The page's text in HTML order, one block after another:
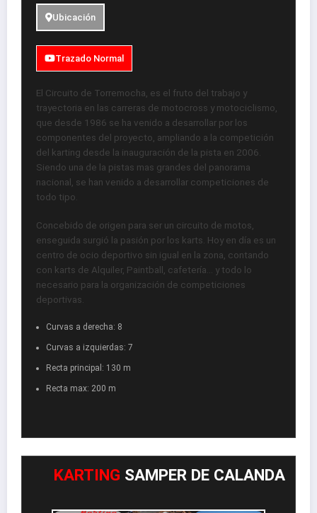
Ubicación
Trazado Normal
El Circuito de Torremocha, es el fruto del trabajo y
trayectoria en las carreras de motocross y motociclismo,
que desde 1986 se ha venido a desarrollar por los
componentes del proyecto, ampliando a la competición
del karting desde la inauguración de la pista en 2006.
Siendo una de la pistas mas grandes del panorama
nacional, se han venido a desarrollar competiciones de
todo tipo.
Concebido de origen para ser un circuito de motos,
enseguida surgió la pasión por los karts. Hoy en día es un
centro de ocio deportivo sin igual en la zona, contando
con karts de Alquiler, Paintball, cafetería… y todo lo
necesario para la organización de competiciones
deportivas.
Curvas a derecha: 8
Curvas a izquierdas: 7
Recta principal: 130 m
Recta max: 200 m
KARTING SAMPER DE CALANDA